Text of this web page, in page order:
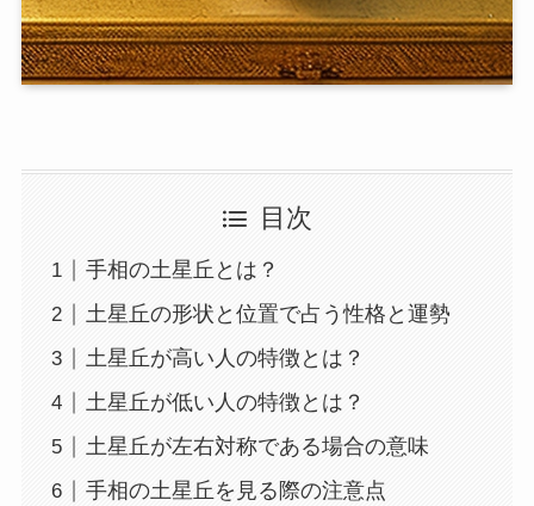
目次
手相の土星丘とは？
土星丘の形状と位置で占う性格と運勢
土星丘が高い人の特徴とは？
土星丘が低い人の特徴とは？
土星丘が左右対称である場合の意味
手相の土星丘を見る際の注意点